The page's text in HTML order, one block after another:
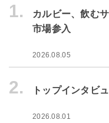
1.
カルビー、飲む
市場参入
2026.08.05
2. トップインタビ
2026.08.01